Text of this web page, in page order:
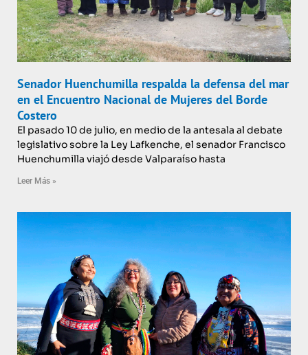
Senador Huenchumilla respalda la defensa del mar
en el Encuentro Nacional de Mujeres del Borde
Costero
El pasado 10 de julio, en medio de la antesala al debate
legislativo sobre la Ley Lafkenche, el senador Francisco
Huenchumilla viajó desde Valparaíso hasta
Leer Más »